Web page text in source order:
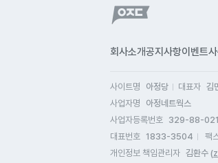
회사소개공지사항이벤트
사이트명 아정당 대표자 김
사업자명
아정네트웍스
사업자등록번호 329-88-
대표번호 1833-3504 팩
개인정보 책임관리자 김환수 (